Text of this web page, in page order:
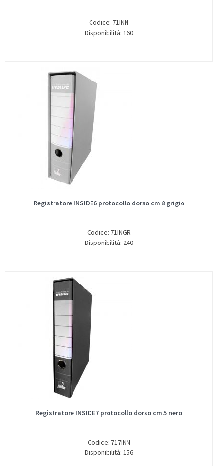
Codice: 71INN
Disponibilità: 160
Registratore INSIDE6 protocollo dorso cm 8 grigio
Codice: 71INGR
Disponibilità: 240
Registratore INSIDE7 protocollo dorso cm 5 nero
Codice: 717INN
Disponibilità: 156